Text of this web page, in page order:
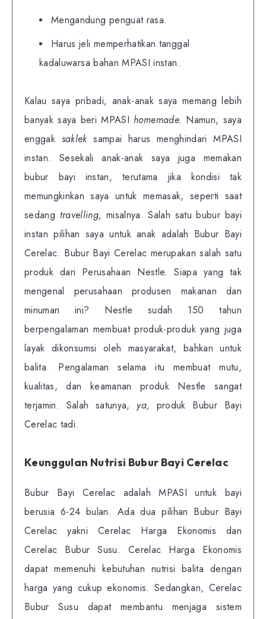
Mengandung penguat rasa.
Harus jeli memperhatikan tanggal
kadaluwarsa bahan MPASI instan.
Kalau saya pribadi, anak-anak saya memang lebih
banyak saya beri MPASIhomemade. Namun, saya
enggak saklek sampai harus menghindari MPASI
instan. Sesekali anak-anak saya juga memakan
bubur bayi instan, terutama jika kondisi tak
memungkinkan saya untuk memasak, seperti saat
sedang travelling, misalnya. Salah satu bubur bayi
instan pilihan saya untuk anak adalah Bubur Bayi
Cerelac. Bubur Bayi Cerelac merupakan salah satu
produk dari Perusahaan Nestle. Siapa yang tak
mengenal perusahaan produsen makanan dan
minuman ini? Nestle sudah 150 tahun
berpengalaman membuat produk-produk yang juga
layak dikonsumsi oleh masyarakat, bahkan untuk
balita. Pengalaman selama itu membuat mutu,
kualitas, dan keamanan produk Nestle sangat
terjamin. Salah satunya, ya, produk Bubur Bayi
Cerelac tadi.
Keunggulan Nutrisi Bubur Bayi Cerelac
Bubur Bayi Cerelac adalah MPASI untuk bayi
berusia 6-24 bulan. Ada dua pilihan Bubur Bayi
Cerelac yakni Cerelac Harga Ekonomis dan
Cerelac Bubur Susu. Cerelac Harga Ekonomis
dapat memenuhi kebutuhan nutrisi balita dengan
harga yang cukup ekonomis. Sedangkan, Cerelac
Bubur Susu dapat membantu menjaga sistem